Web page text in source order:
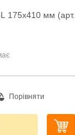
175х410 мм (арт.
Порівняти